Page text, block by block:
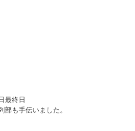
最終日
部も手伝いました。